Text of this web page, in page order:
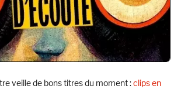
veille de bons titres du moment :clips en